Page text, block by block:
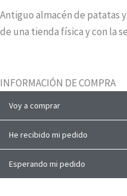
Antiguo almacén de patatas
de una tienda física y con la
INFORMACIÓN DE COMPRA
Voy a comprar
He recibido mi pedido
Esperando mi pedido